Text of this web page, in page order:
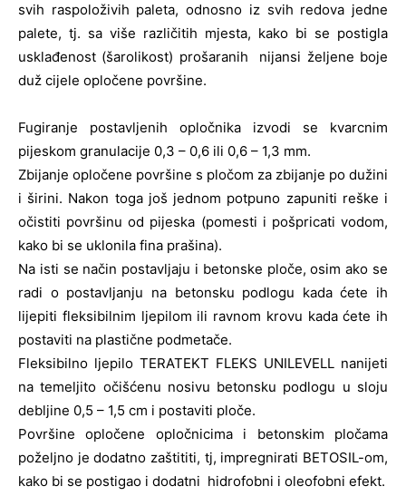
svih raspoloživih paleta, odnosno iz svih redova jedne
palete, tj. sa više različitih mjesta, kako bi se postigla
usklađenost (šarolikost) prošaranih nijansi željene boje
duž cijele opločene površine.
Fugiranje postavljenih opločnika izvodi se kvarcnim
pijeskom granulacije 0,3 – 0,6 ili 0,6 – 1,3 mm.
Zbijanje opločene površine s pločom za zbijanje po dužini
i širini. Nakon toga još jednom potpuno zapuniti reške i
očistiti površinu od pijeska (pomesti i pošpricati vodom,
kako bi se uklonila fina prašina).
Na isti se način postavljaju i betonske ploče, osim ako se
radi o postavljanju na betonsku podlogu kada ćete ih
lijepiti fleksibilnim ljepilom ili ravnom krovu kada ćete ih
postaviti na plastične podmetače.
Fleksibilno ljepilo TERATEKT FLEKS UNILEVELL nanijeti
na temeljito očišćenu nosivu betonsku podlogu u sloju
debljine 0,5 – 1,5 cm i postaviti ploče.
Površine opločene opločnicima i betonskim pločama
poželjno je dodatno zaštititi, tj, impregnirati BETOSIL-om,
kako bi se postigao i dodatni hidrofobni i oleofobni efekt.